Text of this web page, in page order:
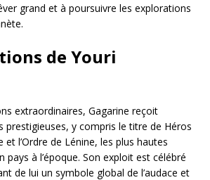
grand et à poursuivre les explorations
de Youri
extraordinaires, Gagarine reçoit
prestigieuses, y compris le titre de Héros
et l’Ordre de Lénine, les plus hautes
pays à l’époque. Son exploit est célébré
de lui un symbole global de l’audace et